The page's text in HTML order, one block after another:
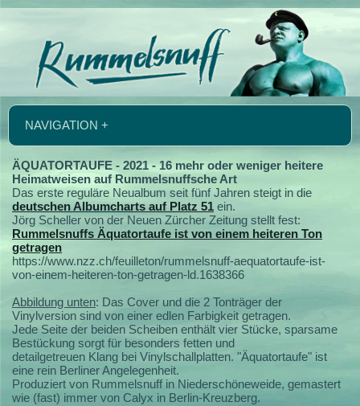
NAVIGATION +
ÄQUATORTAUFE - 2021 - 16 mehr oder weniger heitere
Heimatweisen auf Rummelsnuffsche Art
Das erste reguläre Neualbum seit fünf Jahren steigt in die
deutschen Albumcharts auf Platz 51 ein.
Jörg Scheller von der Neuen Zürcher Zeitung stellt fest:
Rummelsnuffs Äquatortaufe ist von einem heiteren Ton
getragen
https://www.nzz.ch/feuilleton/rummelsnuff-aequatortaufe-ist-
von-einem-heiteren-ton-getragen-ld.1638366
Abbildung unten: Das Cover und die 2 Tonträger der
Vinylversion sind von einer edlen Farbigkeit getragen.
Jede Seite der beiden Scheiben enthält vier Stücke, sparsame
Bestückung sorgt für besonders fetten und
detailgetreuen Klang bei Vinylschallplatten. "Äquatortaufe" ist
eine rein Berliner Angelegenheit.
Produziert von Rummelsnuff in Niederschöneweide, gemastert
wie (fast) immer von Calyx in Berlin-Kreuzberg.